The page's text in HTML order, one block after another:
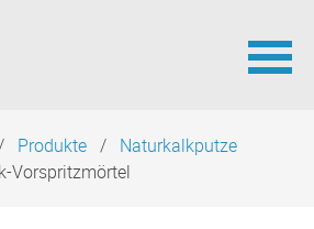
Produkte
Naturkalkputze
Vorspritzmörtel